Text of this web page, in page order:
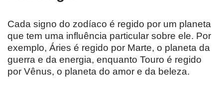
Cada signo do zodíaco é regido por um planeta
que tem uma influência particular sobre ele. Por
exemplo, Áries é regido por Marte, o planeta da
guerra e da energia, enquanto Touro é regido
por Vênus, o planeta do amor e da beleza.